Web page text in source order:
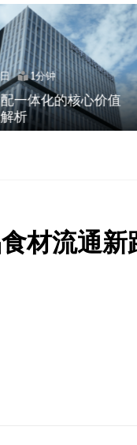
日 1分钟
三要素：控温、时
何兼得？
材流通新